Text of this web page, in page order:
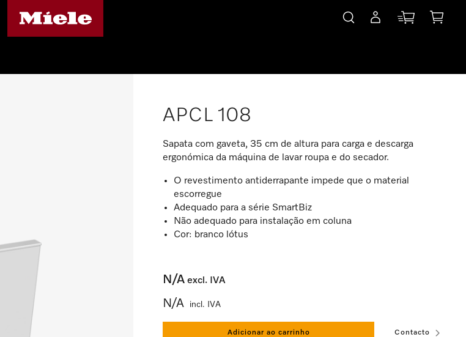
APCL 108
Sapata com gaveta, 35 cm de altura para carga e descarga
ergonómica da máquina de lavar roupa e do secador.
O revestimento antiderrapante impede que o material
escorregue
Adequado para a série SmartBiz
Não adequado para instalação em coluna
Cor: branco lótus
N/A excl. IVA
N/A incl. IVA
Adicionar ao carrinho Contacto